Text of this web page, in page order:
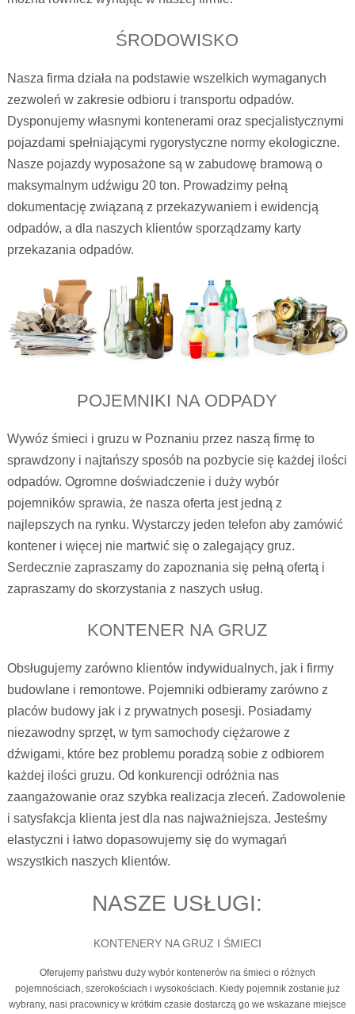
ŚRODOWISKO
Nasza firma działa na podstawie wszelkich wymaganych
zezwoleń w zakresie odbioru i transportu odpadów.
Dysponujemy własnymi kontenerami oraz specjalistycznymi
pojazdami spełniającymi rygorystyczne normy ekologiczne.
Nasze pojazdy wyposażone są w zabudowę bramową o
maksymalnym udźwigu 20 ton. Prowadzimy pełną
dokumentację związaną z przekazywaniem i ewidencją
odpadów, a dla naszych klientów sporządzamy karty
przekazania odpadów.
POJEMNIKI NA ODPADY
Wywóz śmieci i gruzu w Poznaniu przez naszą firmę to
sprawdzony i najtańszy sposób na pozbycie się każdej ilości
odpadów. Ogromne doświadczenie i duży wybór
pojemników sprawia, że nasza oferta jest jedną z
najlepszych na rynku. Wystarczy jeden telefon aby zamówić
kontener i więcej nie martwić się o zalegający gruz.
Serdecznie zapraszamy do zapoznania się pełną ofertą i
zapraszamy do skorzystania z naszych usług.
KONTENER NA GRUZ
Obsługujemy zarówno klientów indywidualnych, jak i firmy
budowlane i remontowe. Pojemniki odbieramy zarówno z
placów budowy jak i z prywatnych posesji. Posiadamy
niezawodny sprzęt, w tym samochody ciężarowe z
dźwigami, które bez problemu poradzą sobie z odbiorem
każdej ilości gruzu. Od konkurencji odróżnia nas
zaangażowanie oraz szybka realizacja zleceń. Zadowolenie
i satysfakcja klienta jest dla nas najważniejsza. Jesteśmy
elastyczni i łatwo dopasowujemy się do wymagań
wszystkich naszych klientów.
NASZE USŁUGI:
KONTENERY NA GRUZ I ŚMIECI
Oferujemy państwu duży wybór kontenerów na śmieci o różnych
pojemnościach, szerokościach i wysokościach. Kiedy pojemnik zostanie już
wybrany, nasi pracownicy w krótkim czasie dostarczą go we wskazane miejsce